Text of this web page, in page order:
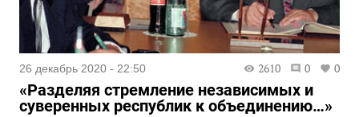
26 декабрь 2020 - 22:50 2610 0 0
«Разделяя стремление независимых и
суверенных республик к объединению…»